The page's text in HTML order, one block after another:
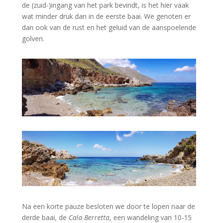
de (zuid-)ingang van het park bevindt, is het hier vaak
wat minder druk dan in de eerste baai. We genoten er
dan ook van de rust en het geluid van de aanspoelende
golven.
Na een korte pauze besloten we door te lopen naar de
derde baai, de Cala Berretta, een wandeling van 10-15